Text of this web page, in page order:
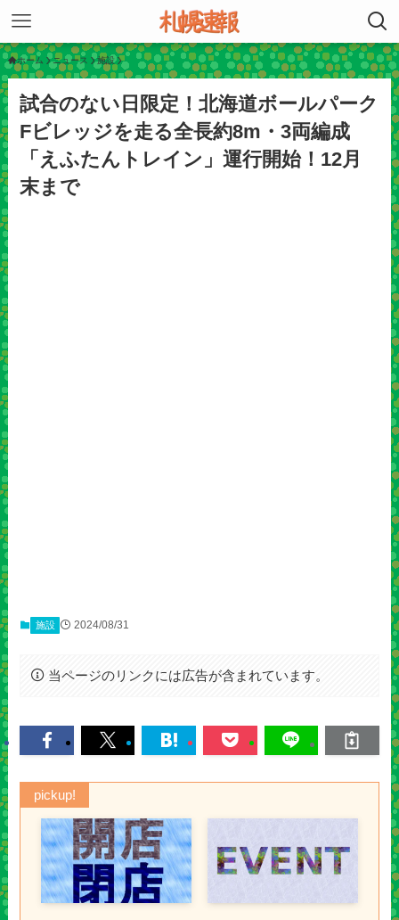
ホーム ニュース 施設
試合のない日限定！北海道ボールパーク
Fビレッジを走る全長約8m・3両編成
「えふたんトレイン」運行開始！12月
末まで
施設 2024/08/31
当ページのリンクには広告が含まれています。
pickup!